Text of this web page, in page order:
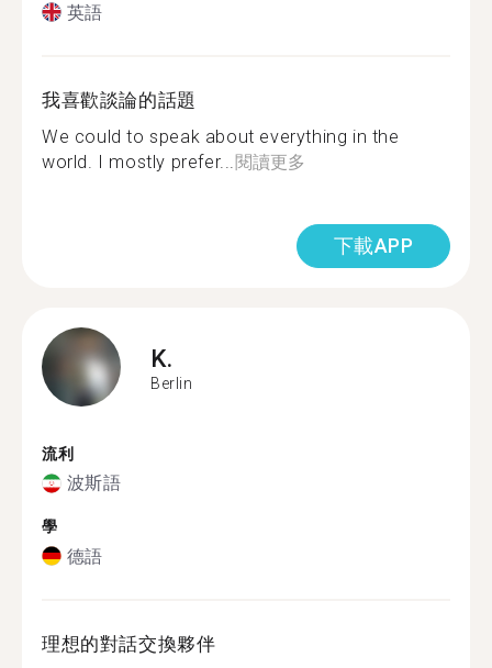
英語
我喜歡談論的話題
We could to speak about everything in the
world. I mostly prefer... 閱讀更多
下載APP
K.
Berlin
流利
波斯語
學
德語
理想的對話交換夥伴